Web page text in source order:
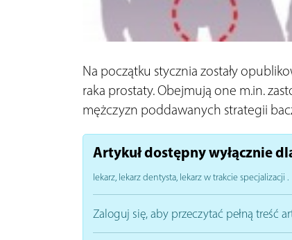
Na początku stycznia zostały
raka prostaty. Obejmują one m.in.
mężczyzn poddawanych strategii
Artykuł dostępny wyłącznie
lekarz, lekarz dentysta, lekarz w trakcie specjalizacji .
Zaloguj się, aby przeczytać pełną treść